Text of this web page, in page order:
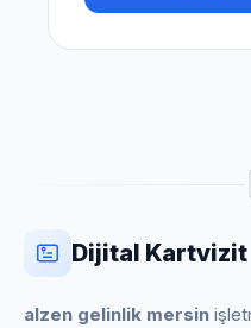
Dijital Kartvizit
alzen gelinlik mersin